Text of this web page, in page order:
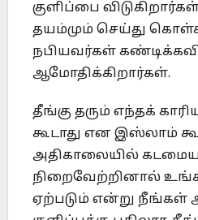
குளிப்பை
தயம்மும் செய்து
நபியவர்கள்
ஆமோதிக்கிறார்கள்.
தீங்கு தரும் எந்தக்
கூடாது என இஸ்லாம்
அதிகாலையில்
நிறைவேற்றினால்
ஏற்படும் என்று